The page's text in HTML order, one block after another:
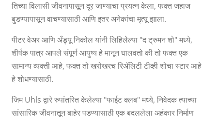
तिच्या विलासी जीवनापासून दूर जाण्याचा प्रयत्न केला, फक्त जहाज
बुडण्यापासून वाचण्यासाठी आणि इतर अनेकांचा मृत्यू झाला.
पीटर वेअर आणि अँड्र्यू निकोल यांनी लिहिलेल्या "द ट्रुमन शो" मध्ये,
शीर्षक पात्र आपले संपूर्ण आयुष्य हे मानून घालवतो की तो फक्त एक
सामान्य व्यक्ती आहे, फक्त तो खरोखरच रिॲलिटी टीव्ही शोचा स्टार आहे
हे शोधण्यासाठी.
जिम Uhls द्वारे रुपांतरित केलेल्या "फाईट क्लब" मध्ये, निवेदक त्याच्या
सांसारिक जीवनातून बाहेर पडण्यासाठी एक बदललेला अहंकार निर्माण